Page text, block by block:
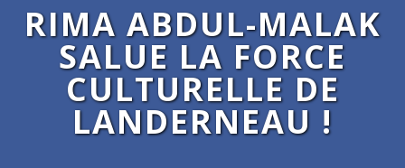
RIMA ABDUL-MALAK
SALUE LA FORCE
CULTURELLE DE
LANDERNEAU !